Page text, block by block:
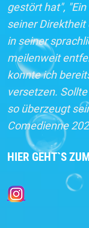
gestört hat",
seiner Direktheit
in seiner
meilenweit
konnte ich
versetzen.
so überzeugt
Comedienne
HIER GEHT`S